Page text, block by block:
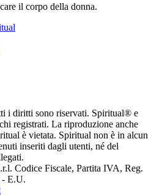
il corpo della donna.
i diritti sono riservati. Spiritual® e
registrati. La riproduzione anche
è vietata. Spiritual non è in alcun
inseriti dagli utenti, né del
Codice Fiscale, Partita IVA, Reg.
E.U.